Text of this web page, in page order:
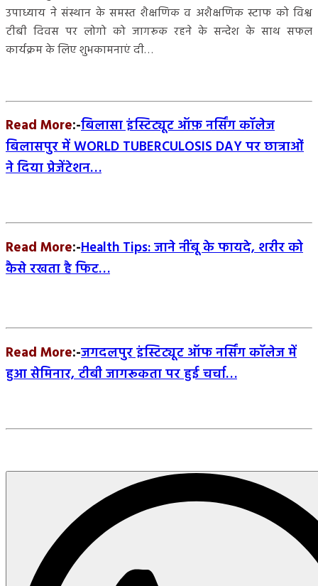
उपाध्याय ने संस्थान के समस्त शैक्षणिक व अशैक्षणिक स्टाफ को विश्व
टीबी दिवस पर लोगो को जागरूक रहने के सन्देश के साथ सफल
कार्यक्रम के लिए शुभकामनाएं दी…
Read More:-बिलासा इंस्टिट्यूट ऑफ़ नर्सिंग कॉलेज
बिलासपुर में WORLD TUBERCULOSIS DAY पर छात्राओं
ने दिया प्रेजेंटेशन…
Read More:-Health Tips: जाने नींबू के फायदे, शरीर को
कैसे रखता है फिट…
Read More:-जगदलपुर इंस्टिट्यूट ऑफ नर्सिंग कॉलेज में
हुआ सेमिनार, टीबी जागरूकता पर हुई चर्चा…